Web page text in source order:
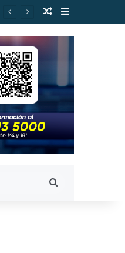
Publicación al
Barra lateral